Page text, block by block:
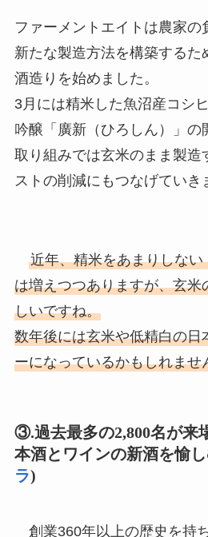
ファーメントエイトは農家の
新たな製造方法を構築するた
酒造りを始めました。
3月には精米した魚沼産コシ
吟醸「廣新（ひろしん）」の
取り組みでは玄米のまま製造
ストの削減にもつなげていき
近年、精米をあまりしな
は増えつつありますが、玄米
しいですね。
数年後には玄米や低精白の日
ーになっているかもしれま
③.過去最多の2,800名が来
本酒とワインの新酒を愉
ラ)
創業360年以上の歴史を持